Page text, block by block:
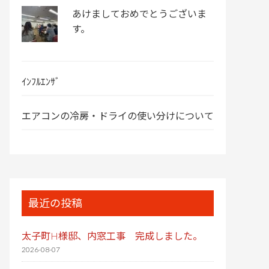
あけましておめでとうございま
す。
ｲﾝﾌﾙｴﾝｻﾞ
エアコンの冷房・ドライの使い分けについて
最近の投稿
太子町H様邸、内窓工事 完成しました。
2026-08-07